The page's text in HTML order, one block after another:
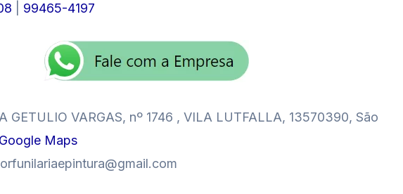
99465-4197
GETULIO VARGAS, nº 1746 , VILA LUTFALLA, 13570390, São
Maps